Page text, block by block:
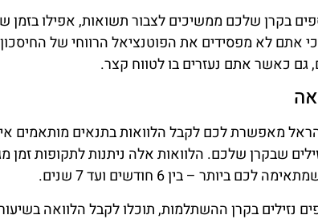
בקרן שלכם ממשיכים לצבור תשואות, אפילו
כי אתם לא מפסידים את הפוטנציאל הרווחי של
גם כאשר אתם נעזרים בו לטווח קצר.
מאפשרת לכם לקבל הלוואות בתנאים מותאמים
שבקרן שלכם. הלוואות אלה ניתנות לתקופות זמן
ביותר – בין 6 חודשים ועד 7 שנים.